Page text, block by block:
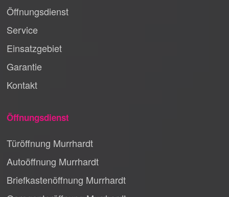
Öffnungsdienst
Service
Einsatzgebiet
Garantie
Kontakt
Öffnungsdienst
Türöffnung Murrhardt
Autoöffnung Murrhardt
Briefkastenöffnung Murrhardt